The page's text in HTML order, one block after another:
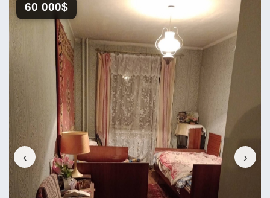
‹ ›
60 000$